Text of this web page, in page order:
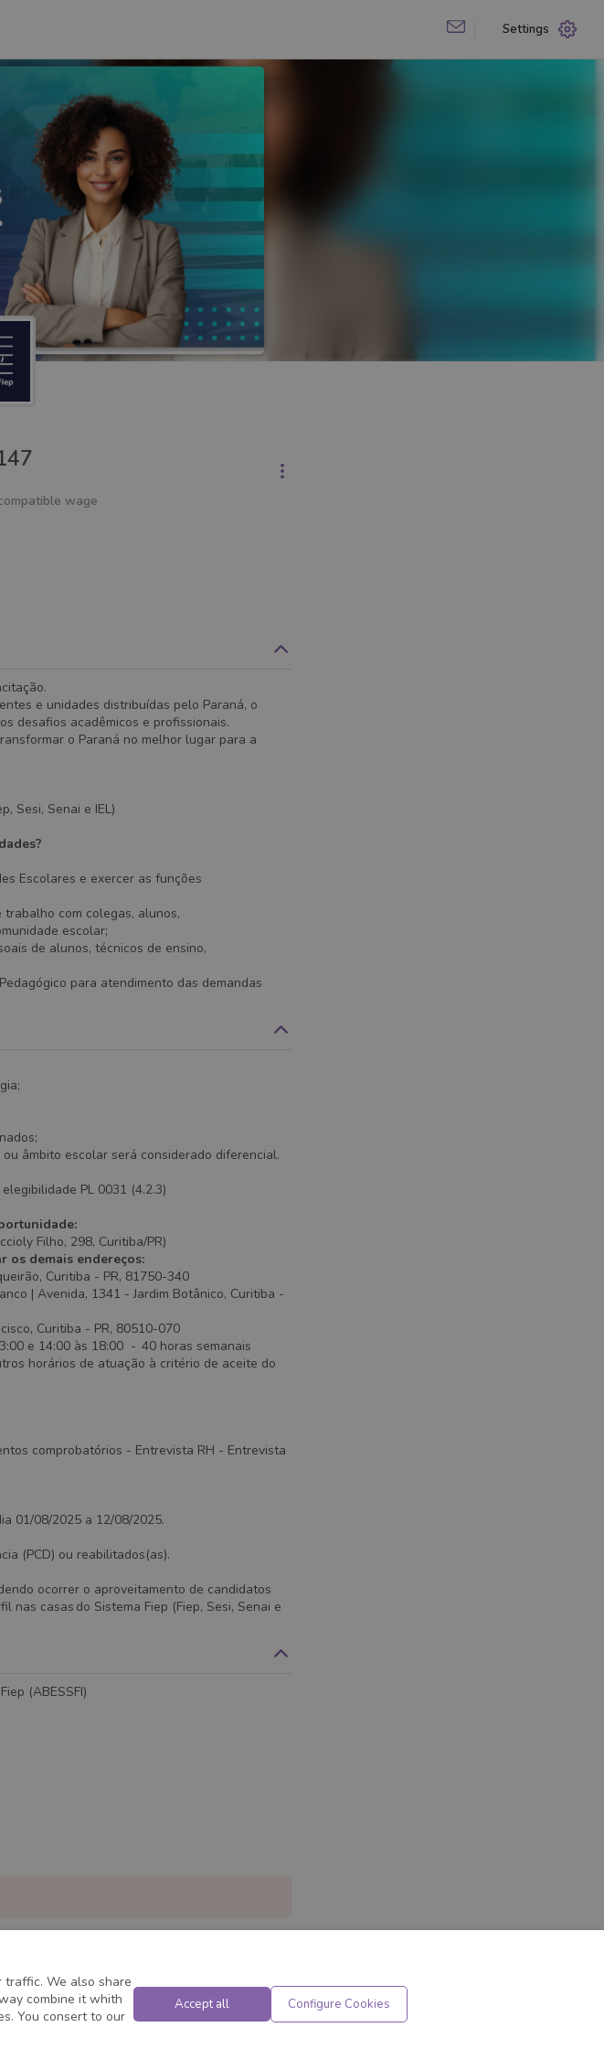
Settings
wage
e unidades distribuídas pelo Paraná, o
desafios acadêmicos e profissionais.
o Paraná no melhor lugar para a
Sesi, Senai e IEL)
Escolares e exercer as funções
com colegas, alunos,
escolar;
de alunos, técnicos de ensino,
para atendimento das demandas
âmbito escolar será considerado diferencial.
PL 0031 (4.2.3)
Filho, 298, Curitiba/PR)
os demais endereços:
Curitiba - PR, 81750-340
| Avenida, 1341 - Jardim Botânico, Curitiba -
Curitiba - PR, 80510-070
e 14:00 às 18:00 - 40 horas semanais
horários de atuação à critério de aceite do
comprobatórios - Entrevista RH - Entrevista
01/08/2025 a 12/08/2025.
(PCD) ou reabilitados(as).
ocorrer o aproveitamento de candidatos
nas casas do Sistema Fiep (Fiep, Sesi, Senai e
(ABESSFI)
traffic. We also share
combine it whith
You consert to our
Accept all Configure Cookies